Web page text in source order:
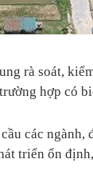
rà soát,
hợp có
các ngành,
triển ổn